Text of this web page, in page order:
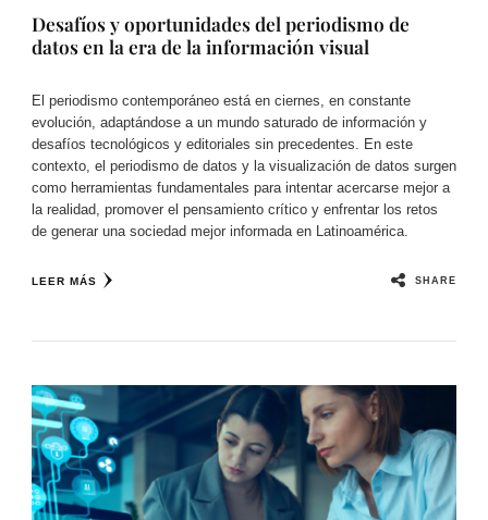
Desafíos y oportunidades del periodismo de
datos en la era de la información visual
El periodismo contemporáneo está en ciernes, en constante
evolución, adaptándose a un mundo saturado de información y
desafíos tecnológicos y editoriales sin precedentes. En este
contexto, el periodismo de datos y la visualización de datos surgen
como herramientas fundamentales para intentar acercarse mejor a
la realidad, promover el pensamiento crítico y enfrentar los retos
de generar una sociedad mejor informada en Latinoamérica.
LEER MÁS SHARE